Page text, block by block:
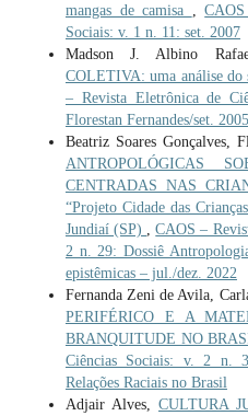
mangas de camisa
,
Sociais: v. 1 n. 11: set. 2007
Madson J. Albino
COLETIVA: uma análise do
– Revista Eletrônica de
Florestan Fernandes/set. 2005
Beatriz Soares Gonçalves,
ANTROPOLÓGICAS
CENTRADAS NAS
“Projeto Cidade das
Jundiaí (SP)
,CAOS –
2 n. 29: Dossiê
epistêmicas – jul./dez. 2022
Fernanda Zeni de Avila,
PERIFÉRICO E A
BRANQUITUDE NO
Ciências Sociais: v. 2 n.
Relações Raciais no Brasil
Adjair Alves, CULTURA